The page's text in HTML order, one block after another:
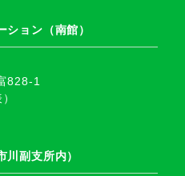
ョン（南館）
828-1
副支所内）